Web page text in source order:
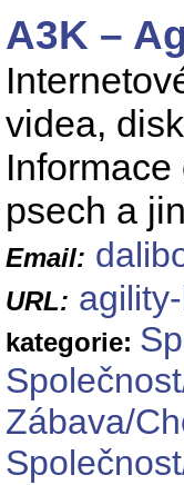
A3K –
videa,
psech a
Email:
URL:
kategorie:
Zábava/